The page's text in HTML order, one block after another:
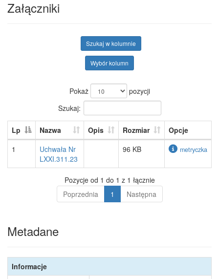
Załączniki
Szukaj w kolumnie
Wybór kolumn
Pokaż
pozycji
Szukaj:
Lp Nazwa Opis Rozmiar
Opcje
1
Uchwała Nr
LXXI.311.23
96 KB metryczka
Pozycje od 1 do 1 z 1 łącznie
Poprzednia
1 Następna
Metadane
Informacje